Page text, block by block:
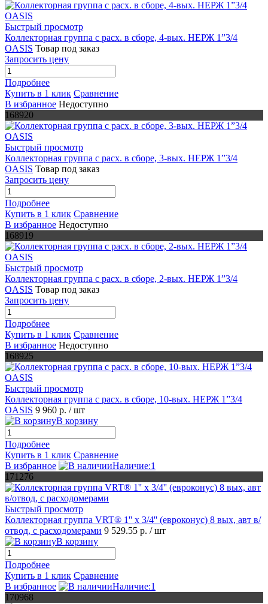
Быстрый просмотр
Коллекторная группа с расх. в сборе, 4-вых. НЕРЖ 1”3/4
OASIS Товар под заказ
Запросить цену
Подробнее
Купить в 1 клик Сравнение
В избранное Недоступно
168920
Быстрый просмотр
Коллекторная группа с расх. в сборе, 3-вых. НЕРЖ 1”3/4
OASIS Товар под заказ
Запросить цену
Подробнее
Купить в 1 клик Сравнение
В избранное Недоступно
168919
Быстрый просмотр
Коллекторная группа с расх. в сборе, 2-вых. НЕРЖ 1”3/4
OASIS Товар под заказ
Запросить цену
Подробнее
Купить в 1 клик Сравнение
В избранное Недоступно
168925
Быстрый просмотр
Коллекторная группа с расх. в сборе, 10-вых. НЕРЖ 1”3/4
OASIS 9 960 р. / шт
В корзину
Подробнее
Купить в 1 клик Сравнение
В избранное
Наличие:1
171276
Быстрый просмотр
Коллекторная группа VRT® 1'' х 3/4'' (евроконус) 8 вых, авт в/
отвод, c расходомерами 9 529.55 р. / шт
В корзину
Подробнее
Купить в 1 клик Сравнение
В избранное
Наличие:1
170968